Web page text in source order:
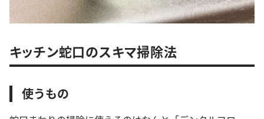
キッチン蛇口のスキマ掃除法
使うもの